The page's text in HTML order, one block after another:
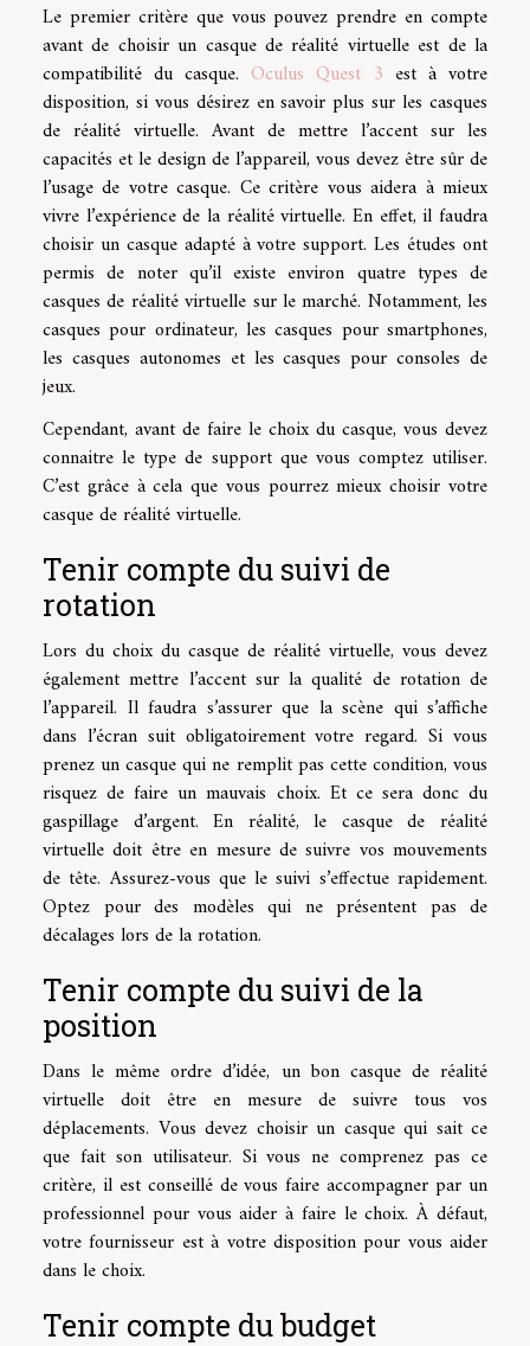
Le premier critère que vous pouvez prendre en compte
avant de choisir un casque de réalité virtuelle est de la
compatibilité du casque. Oculus Quest 3 est à votre
disposition, si vous désirez en savoir plus sur les casques
de réalité virtuelle. Avant de mettre l’accent sur les
capacités et le design de l’appareil, vous devez être sûr de
l’usage de votre casque. Ce critère vous aidera à mieux
vivre l’expérience de la réalité virtuelle. En effet, il faudra
choisir un casque adapté à votre support. Les études ont
permis de noter qu’il existe environ quatre types de
casques de réalité virtuelle sur le marché. Notamment, les
casques pour ordinateur, les casques pour smartphones,
les casques autonomes et les casques pour consoles de
jeux.
Cependant, avant de faire le choix du casque, vous devez
connaitre le type de support que vous comptez utiliser.
C’est grâce à cela que vous pourrez mieux choisir votre
casque de réalité virtuelle.
Tenir compte du suivi de
rotation
Lors du choix du casque de réalité virtuelle, vous devez
également mettre l’accent sur la qualité de rotation de
l’appareil. Il faudra s’assurer que la scène qui s’affiche
dans l’écran suit obligatoirement votre regard. Si vous
prenez un casque qui ne remplit pas cette condition, vous
risquez de faire un mauvais choix. Et ce sera donc du
gaspillage d’argent. En réalité, le casque de réalité
virtuelle doit être en mesure de suivre vos mouvements
de tête. Assurez-vous que le suivi s’effectue rapidement.
Optez pour des modèles qui ne présentent pas de
décalages lors de la rotation.
Tenir compte du suivi de la
position
Dans le même ordre d’idée, un bon casque de réalité
virtuelle doit être en mesure de suivre tous vos
déplacements. Vous devez choisir un casque qui sait ce
que fait son utilisateur. Si vous ne comprenez pas ce
critère, il est conseillé de vous faire accompagner par un
professionnel pour vous aider à faire le choix. À défaut,
votre fournisseur est à votre disposition pour vous aider
dans le choix.
Tenir compte du budget